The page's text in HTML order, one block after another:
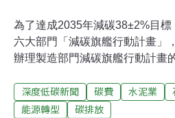
為了達成2035年減碳38±2%目
六大部門「減碳旗艦行動計畫」
辦理製造部門減碳旗艦行動計畫
從源頭減少產能。環團換算 減一
部產業發展署說明，製造部門目
深度低碳新聞 碳費 水泥業
能源轉型
碳排放